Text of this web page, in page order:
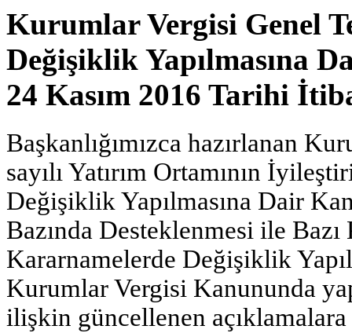
Kurumlar Vergisi Genel
Değişiklik Yapılmasına
24 Kasım 2016 Tarihi
Başkanlığımızca hazırlanan
sayılı Yatırım Ortamının
Değişiklik Yapılmasına Dair
Bazında Desteklenmesi ile
Kararnamelerde Değişiklik
Kurumlar Vergisi Kanununda
ilişkin güncellenen